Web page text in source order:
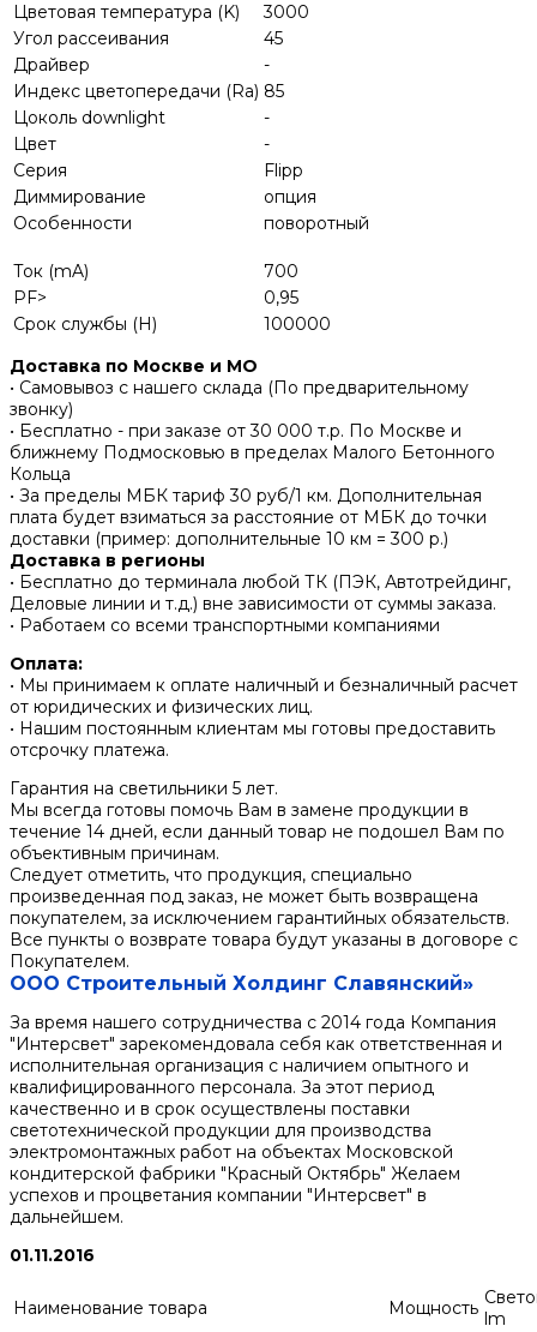
Цветовая температура (K)
3000
Угол рассеивания
45
Драйвер
-
Индекс цветопередачи (Ra) 85
Цоколь downlight
-
Цвет
-
Серия
Flipp
Диммирование
опция
Особенности
поворотный
Ток (mA)
700
PF>
0,95
Срок службы (H)
100000
Доставка по Москве и МО
• Самовывоз с нашего склада (По предварительному
звонку)
• Бесплатно - при заказе от 30 000 т.р. По Москве и
ближнему Подмосковью в пределах Малого Бетонного
Кольца
• За пределы МБК тариф 30 руб/1 км. Дополнительная
плата будет взиматься за расстояние от МБК до точки
доставки (пример: дополнительные 10 км = 300 р.)
Доставка в регионы
• Бесплатно до терминала любой ТК (ПЭК, Автотрейдинг,
Деловые линии и т.д.) вне зависимости от суммы заказа.
• Работаем со всеми транспортными компаниями
Оплата:
• Мы принимаем к оплате наличный и безналичный расчет
от юридических и физических лиц.
• Нашим постоянным клиентам мы готовы предоставить
отсрочку платежа.
Гарантия на светильники 5 лет.
Мы всегда готовы помочь Вам в замене продукции в
течение 14 дней, если данный товар не подошел Вам по
объективным причинам.
Следует отметить, что продукция, специально
произведенная под заказ, не может быть возвращена
покупателем, за исключением гарантийных обязательств.
Все пункты о возврате товара будут указаны в договоре с
Покупателем.
ООО Строительный Холдинг Славянский»
За время нашего сотрудничества с 2014 года Компания
"Интерсвет" зарекомендовала себя как ответственная и
исполнительная организация с наличием опытного и
квалифицированного персонала. За этот период
качественно и в срок осуществлены поставки
светотехнической продукции для производства
электромонтажных работ на объектах Московской
кондитерской фабрики "Красный Октябрь" Желаем
успехов и процветания компании "Интерсвет" в
дальнейшем.
01.11.2016
Наименование товара Мощность lm